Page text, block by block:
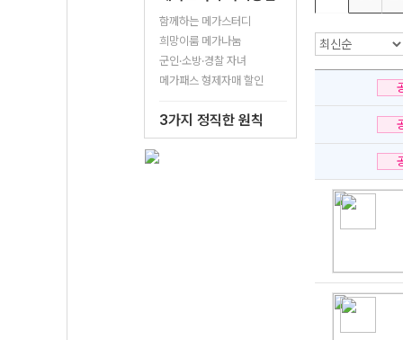
함께하는 메가스터디
희망이룸 메가나눔
군인·소방·경찰 자녀
메가패스 형제자매 할인
3가지 정직한 원칙